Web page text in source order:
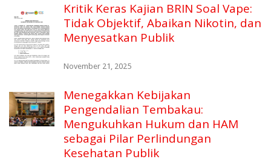
Kritik Keras Kajian BRIN Soal Vape:
Tidak Objektif, Abaikan Nikotin, dan
Menyesatkan Publik
November 21, 2025
Menegakkan Kebijakan
Pengendalian Tembakau:
Mengukuhkan Hukum dan HAM
sebagai Pilar Perlindungan
Kesehatan Publik